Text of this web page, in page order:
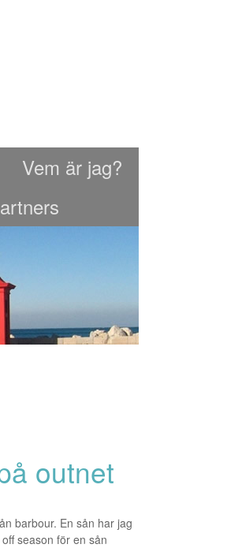
Vem är jag?
outnet
barbour. En sån har jag
season för en sån